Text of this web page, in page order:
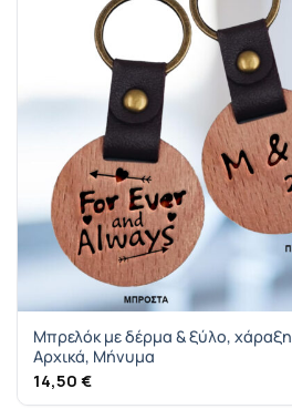
Μπρελόκ με δέρμα & ξύλο, χάραξη
Αρχικά, Μήνυμα
14,50 €